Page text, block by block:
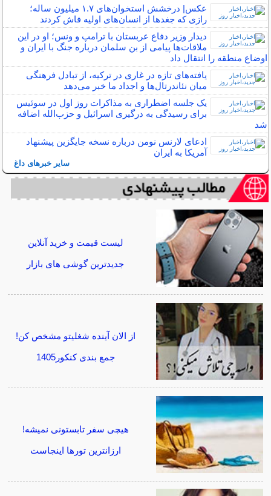
عکس| درخشش استخوان‌های ۱.۷ میلیون ساله؛
رازی که جغدها از انسان‌های اولیه فاش کردند
دیدار وزیر دفاع عربستان با ترامپ و ونس؛ او در این
ملاقات‌ها پیامی از بن سلمان درباره جنگ با ایران و
اوضاع منطقه را انتقال داد
یافته‌های تازه در غاری در ترکیه، از تبادل فرهنگی
میان نئاندرتال‌ها و اجداد ما خبر می‌دهد
یک جلسه اضطراری به مذاکرات روز اول در سوئیس
برای رسیدگی به درگیری اسرائیل و حزب‌الله اضافه
شد
ادعای لارنس نومن درباره نسخه جایگزین پیشنهاد
آمریکا به ایران
سایر خبرهای داغ
لیست قیمت و خرید آنلاین
جدیدترین گوشی های بازار
از الان آینده شغلیتو مشخص کن!
جمع بندی کنکور1405
هیچی سفر تابستونی نمیشه!
ارزانترین تورها اینجاست